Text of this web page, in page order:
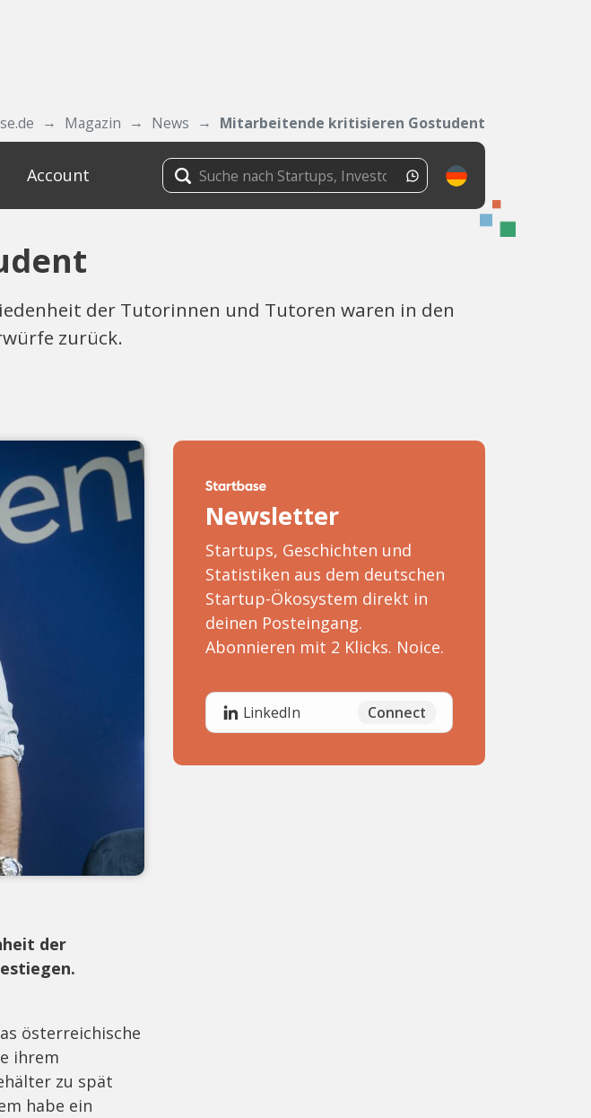
Magazin News Mitarbeitende kritisieren Gostudent
Account
der Tutorinnen und Tutoren waren in den
zurück.
der
österreichische
ihrem
zu spät
habe ein
Newsletter
Startups, Geschichten und
Statistiken aus dem deutschen
Startup-Ökosystem direkt in
deinen Posteingang.
Abonnieren mit 2 Klicks. Noice.
LinkedIn Connect